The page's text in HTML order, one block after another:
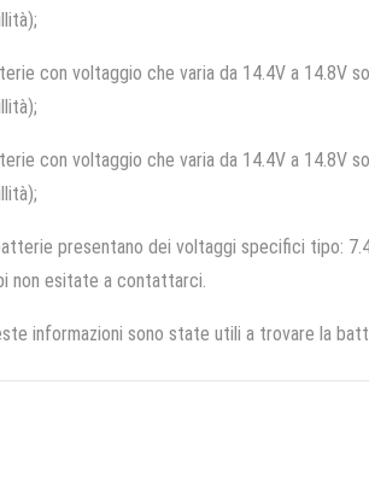
con voltaggio che varia da 14.4V a 14.8V
con voltaggio che varia da 14.4V a 14.8V
presentano dei voltaggi specifici tipo:
non esitate a contattarci.
informazioni sono state utili a trovare la